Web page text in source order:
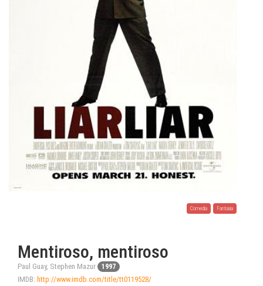
Comedia Fantasia
Mentiroso, mentiroso
Paul Guay, Stephen Mazur 1997
IMDB: http://www.imdb.com/title/tt0119528/